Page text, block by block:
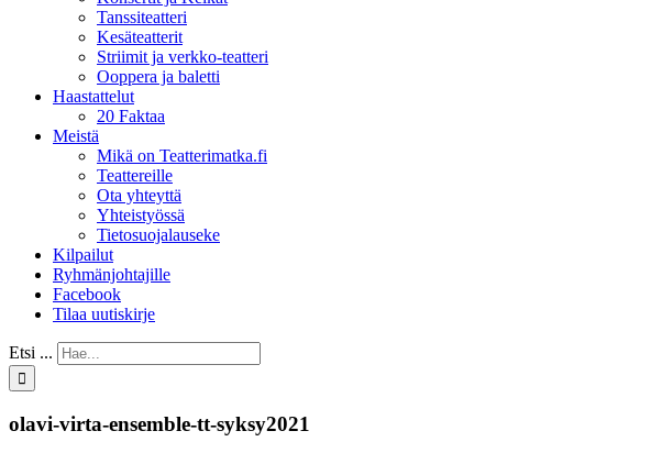
Tanssiteatteri
Kesäteatterit
Striimit ja verkko-teatteri
Ooppera ja baletti
Haastattelut
20 Faktaa
Meistä
Mikä on Teatterimatka.fi
Teattereille
Ota yhteyttä
Yhteistyössä
Tietosuojalauseke
Kilpailut
Ryhmänjohtajille
Facebook
Tilaa uutiskirje
Etsi ...
olavi-virta-ensemble-tt-syksy2021